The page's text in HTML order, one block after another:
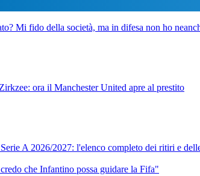
Mi fido della società, ma in difesa non ho
ora il Manchester United apre al prestito
A 2026/2027: l'elenco completo dei ritiri e
che Infantino possa guidare la Fifa"